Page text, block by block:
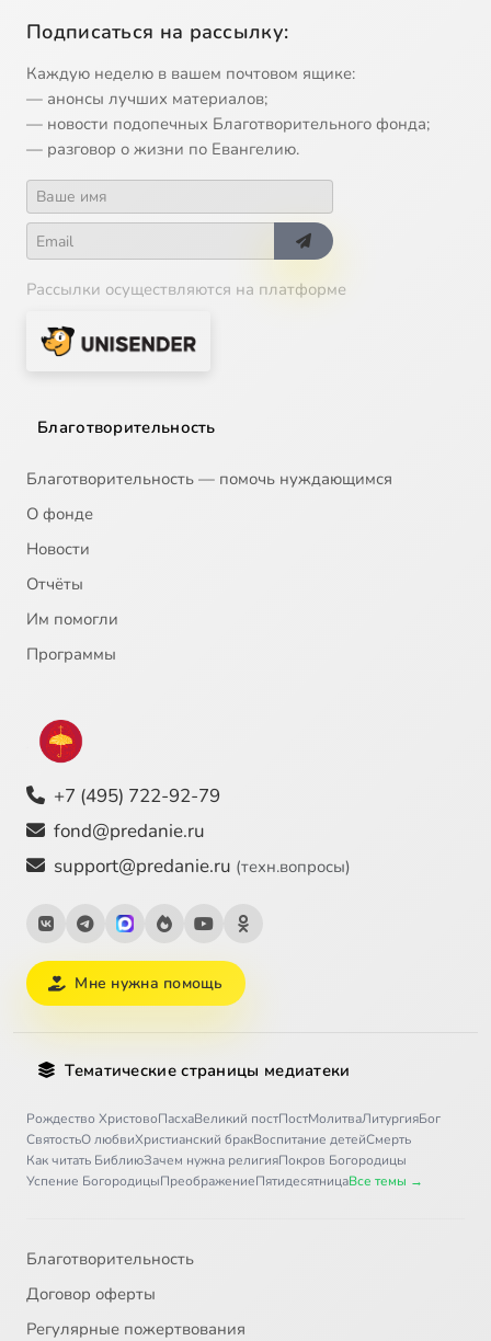
Подписаться на рассылку:
Каждую неделю в вашем почтовом ящике:
— анонсы лучших материалов;
— новости подопечных Благотворительного фонда;
— разговор о жизни по Евангелию.
Рассылки осуществляются на платформе
Благотворительность
Благотворительность — помочь нуждающимся
О фонде
Новости
Отчёты
Им помогли
Программы
+7 (495) 722-92-79
fond@predanie.ru
support@predanie.ru (техн.вопросы)
Мне нужна помощь
Тематические страницы медиатеки
Рождество ХристовоПасхаВеликий постПостМолитваЛитургияБог
СвятостьО любвиХристианский бракВоспитание детейСмерть
Как читать БиблиюЗачем нужна религияПокров Богородицы
Успение БогородицыПреображениеПятидесятницаВсе темы →
Благотворительность
Договор оферты
Регулярные пожертвования